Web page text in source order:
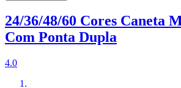
24/36/48/60 Cores Caneta
Com Ponta Dupla
4.0